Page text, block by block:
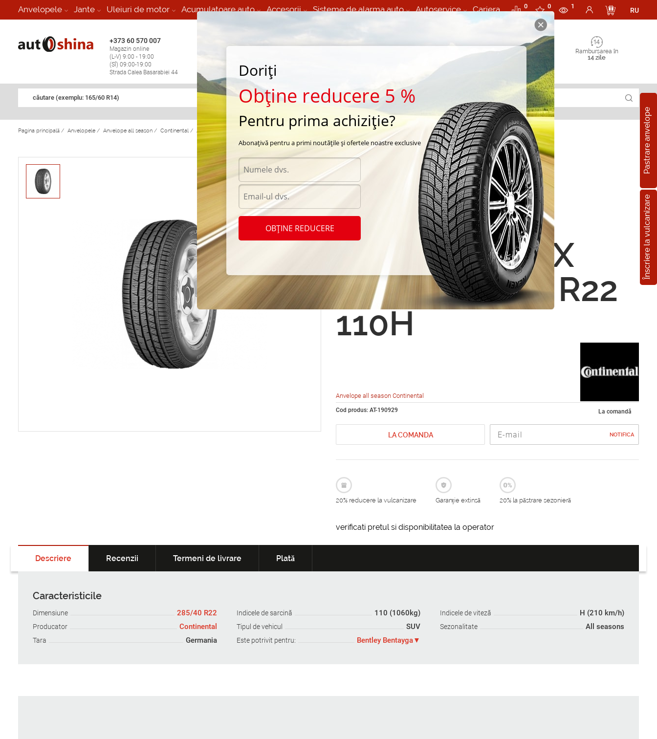
Anvelopele Jante Uleiuri de motor Acumulatoare auto Accesorii Sisteme de alarma auto Autoservice Cariera 0 0 1
RU
+373 60 570 007
Magazin online
(L-V) 9:00 - 19:00
(Sî) 09:00-19:00
Strada Calea Basarabiei 44
Vulcanizare Mobila 24/7 non
Rambursarea în
14 zile
căutare (exemplu: 165/60 R14)
Pastrare anvelope
Înscriere la vulcanizare
Pagina principală / Anvelopele / Anvelope all season / Continental / Anvelope all season Continental ContiCrossContact LX Sport Continental LX Sport 285/40 R22 110H
Anvelope all
season
Continental LX
Sport 285/40 R22
110H
Anvelope all season Continental
Cod produs: AT-190929 La comandă
LA COMANDA NOTIFICA
20% reducere la vulcanizare Garanție extinsă 20% la păstrare sezonieră
verificati pretul si disponibilitatea la operator
Descriere Recenzii Termeni de livrare Plată
Caracteristicile
Dimensiune 285/40 R22 Indicele de sarcină 110 (1060kg) Indicele de viteză H (210 km/h)
Producator Continental Tipul de vehicul SUV Sezonalitate All seasons
Tara Germania Este potrivit pentru: Bentley Bentayga
Doriți
Obține reducere 5 %
Pentru prima achiziție?
Abonațivă pentru a primi noutățile și ofertele noastre exclusive
OBȚINE REDUCERE